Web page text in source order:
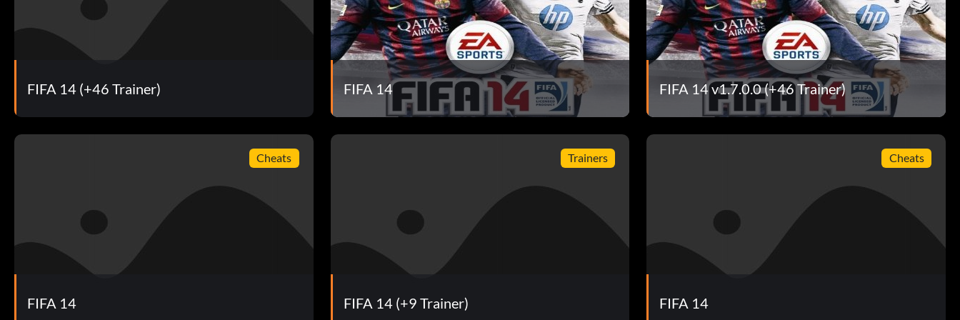
Contrôle (5 points) : Changez votre formation à partir de la tuile de gestion d'équipe dans Squad au cours de votre
Vous avez reçu du courrier (5 points) : Ouvrez votre boîte de réception tout en progressant dans votre carrière.
Étoile montante (30 points) : Faire partie de l'équipe de la semaine dans votre carrière de joueur.
Bros Gonna Bro (10 points) : Commencez une saison en coopération.
Juste un coup de main (10 points) : Jouez un match sans engagement dans Pro Clubs.
Bling Bling (100 points) : Obtenez un trophée dans Seasons.
FIFA 14 (+46 Trainer) FIFA 14 FIFA 14 v1.7.0.0 (+46 Trainer)
Cheats
FIFA 14
Trainers
FIFA 14 (+9 Trainer)
Cheats
FIFA 14